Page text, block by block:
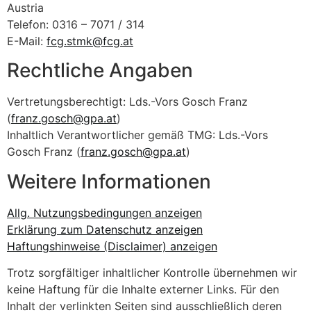
Austria
Telefon: 0316 – 7071 / 314
E-Mail: fcg.stmk@fcg.at
Rechtliche Angaben
Vertretungsberechtigt: Lds.-Vors Gosch Franz
(franz.gosch@gpa.at)
Inhaltlich Verantwortlicher gemäß TMG: Lds.-Vors
Gosch Franz (franz.gosch@gpa.at)
Weitere Informationen
Allg. Nutzungsbedingungen anzeigen
Erklärung zum Datenschutz anzeigen
Haftungshinweise (Disclaimer) anzeigen
Trotz sorgfältiger inhaltlicher Kontrolle übernehmen wir
keine Haftung für die Inhalte externer Links. Für den
Inhalt der verlinkten Seiten sind ausschließlich deren